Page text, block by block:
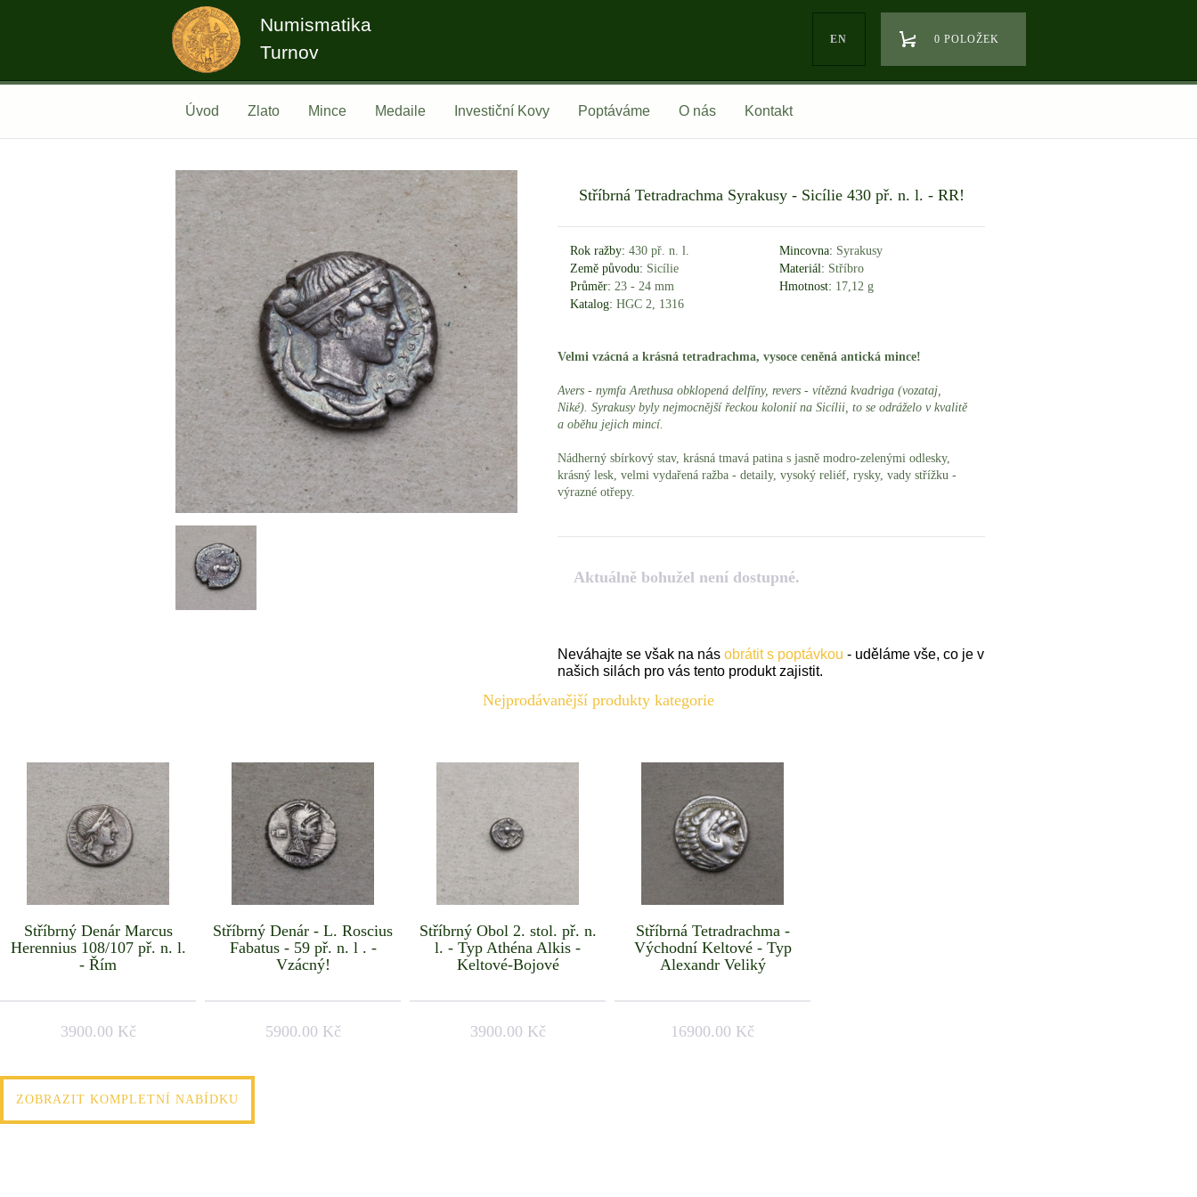
Numismatika
Turnov
EN 0 POLOŽEK
Úvod Zlato Mince Medaile Investiční Kovy Poptáváme O nás Kontakt
Stříbrná Tetradrachma Syrakusy - Sicílie 430 př. n. l. - RR!
Rok ražby: 430 př. n. l. Mincovna: Syrakusy
Země původu: Sicílie Materiál: Stříbro
Průměr: 23 - 24 mm Hmotnost: 17,12 g
Katalog: HGC 2, 1316
Velmi vzácná a krásná tetradrachma, vysoce ceněná antická mince!
Avers - nymfa Arethusa obklopená delfíny, revers - vítězná kvadriga (vozataj,
Niké). Syrakusy byly nejmocnější řeckou kolonií na Sicílii, to se odráželo v kvalitě
a oběhu jejich mincí.
Nádherný sbírkový stav, krásná tmavá patina s jasně modro-zelenými odlesky,
krásný lesk, velmi vydařená ražba - detaily, vysoký reliéf, rysky, vady střížku -
výrazné otřepy.
Aktuálně bohužel není dostupné.
Neváhajte se však na nás obrátit s poptávkou - uděláme vše, co je v
našich silách pro vás tento produkt zajistit.
Nejprodávanější produkty kategorie
Stříbrný Denár Marcus
Herennius 108/107 př. n. l.
- Řím
3900.00 Kč
Stříbrný Denár - L. Roscius
Fabatus - 59 př. n. l . -
Vzácný!
5900.00 Kč
Stříbrný Obol 2. stol. př. n.
l. - Typ Athéna Alkis -
Keltové-Bojové
3900.00 Kč
Stříbrná Tetradrachma -
Východní Keltové - Typ
Alexandr Veliký
16900.00 Kč
ZOBRAZIT KOMPLETNÍ NABÍDKU